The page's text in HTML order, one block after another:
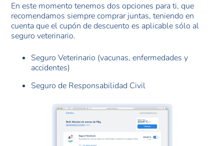
En este momento tenemos dos opciones para ti, que
recomendamos siempre comprar juntas, teniendo en
cuenta que el cupón de descuento es aplicable sólo al
seguro veterinario.
Seguro Veterinario (vacunas, enfermedades y
accidentes)
Seguro de Responsabilidad Civil